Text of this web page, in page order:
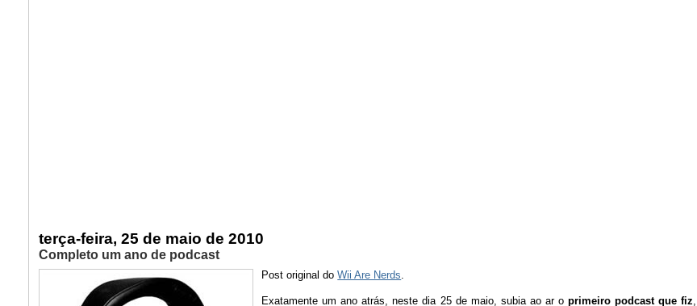
terça-feira, 25 de maio de 2010
Completo um ano de podcast
Post original doWii Are Nerds.
Exatamente um ano atrás, neste dia 25 de maio, subia ao ar o primeiro podcast que fiz,